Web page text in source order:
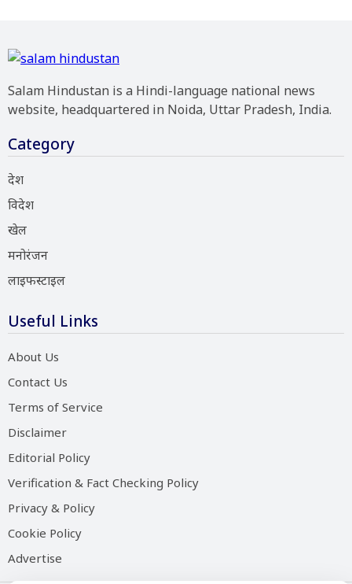
Salam Hindustan is a Hindi-language national news
website, headquartered in Noida, Uttar Pradesh, India.
Category
देश
विदेश
खेल
मनोरंजन
लाइफस्टाइल
Useful Links
About Us
Contact Us
Terms of Service
Disclaimer
Editorial Policy
Verification & Fact Checking Policy
Privacy & Policy
Cookie Policy
Advertise